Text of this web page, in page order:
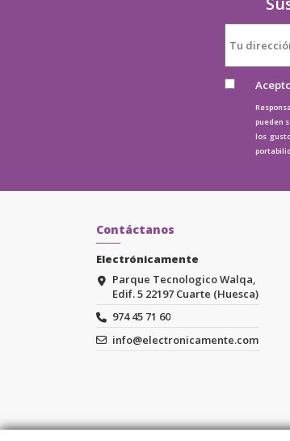
pueden
los
Contáctanos
Electrónicamente
Parque Tecnologico Walqa,
Edif. 5 22197 Cuarte (Huesca)
974 45 71 60
info@electronicamente.com